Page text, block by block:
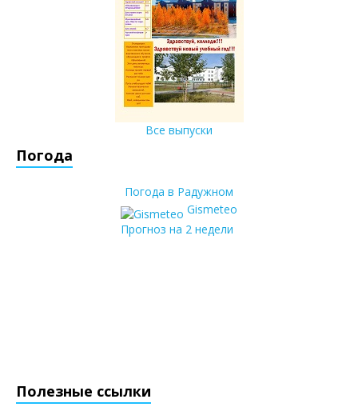
Все выпуски
Погода
Погода в Радужном
Gismeteo
Прогноз на 2 недели
Полезные ссылки